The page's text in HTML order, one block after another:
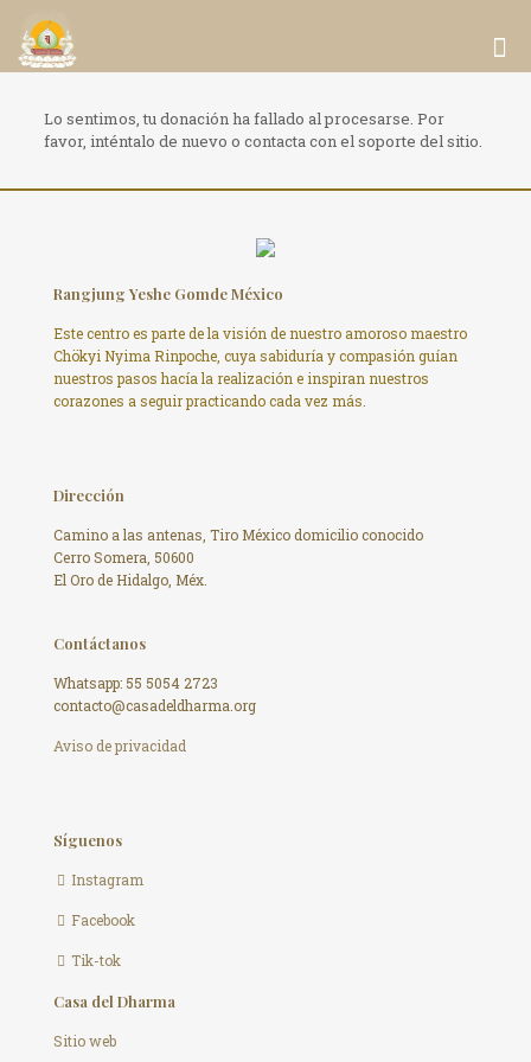
Lo sentimos, tu donación ha fallado al procesarse. Por
favor, inténtalo de nuevo o contacta con el soporte del sitio.
Rangjung Yeshe Gomde México
Este centro es parte de la visión de nuestro amoroso maestro
Chökyi Nyima Rinpoche, cuya sabiduría y compasión guían
nuestros pasos hacía la realización e inspiran nuestros
corazones a seguir practicando cada vez más.
Dirección
Camino a las antenas, Tiro México domicilio conocido
Cerro Somera, 50600
El Oro de Hidalgo, Méx.
Contáctanos
Whatsapp: 55 5054 2723
contacto@casadeldharma.org ​
Aviso de privacidad
Síguenos
Instagram
Facebook
Tik-tok
Casa del Dharma
Sitio web